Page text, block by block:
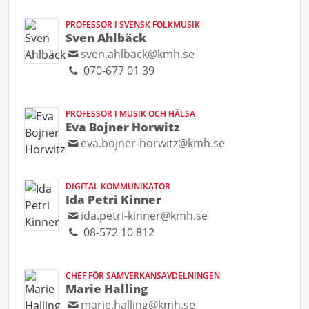
PROFESSOR I SVENSK FOLKMUSIK
Sven Ahlbäck
sven.ahlback@kmh.se
070-677 01 39
PROFESSOR I MUSIK OCH HÄLSA
Eva Bojner Horwitz
eva.bojner-horwitz@kmh.se
DIGITAL KOMMUNIKATÖR
Ida Petri Kinner
ida.petri-kinner@kmh.se
08-572 10 812
CHEF FÖR SAMVERKANSAVDELNINGEN
Marie Halling
marie.halling@kmh.se